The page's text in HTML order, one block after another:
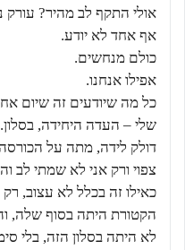
אולי התקף לב מהיר?
אף אחד לא יודע.
כולם מנחשים.
אפילו אנחנו.
כל מה שיודעים זה שיום
שלי – העדה היחידה,
דולק לידה, מתה על
צפוי ורק אני לא שמתי לב
כאילו זה בכלל לא עצוב, רק
הקטורת היתה בסוף שלה,
לא היתה בסלון הזה, בלי